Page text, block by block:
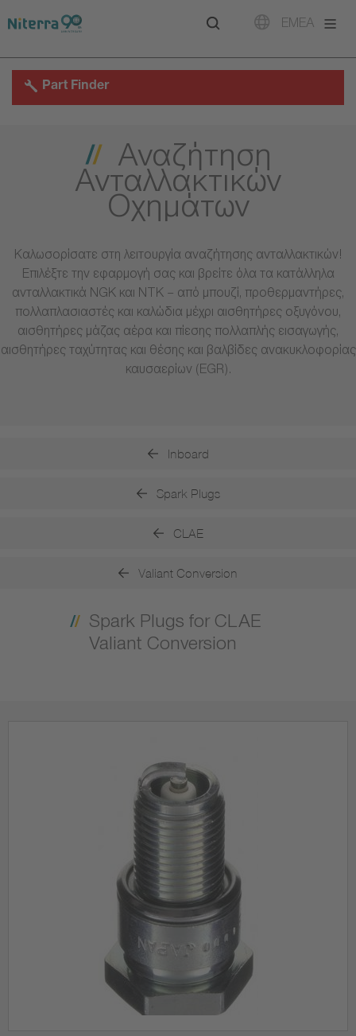
to
to
to
EMEA
Part Finder
Αναζήτηση
Ανταλλακτικών
Οχημάτων
Καλωσορίσατε στη λειτουργία αναζήτησης ανταλλακτικών!
Επιλέξτε την εφαρμογή σας και βρείτε όλα τα κατάλληλα
ανταλλακτικά NGK και NTK – από μπουζί, προθερμαντήρες,
πολλαπλασιαστές και καλώδια μέχρι αισθητήρες οξυγόνου,
αισθητήρες μάζας αέρα και πίεσης πολλαπλής εισαγωγής,
αισθητήρες ταχύτητας και θέσης και βαλβίδες ανακυκλοφορίας
καυσαερίων (EGR).
Inboard
Spark Plugs
CLAE
Valiant Conversion
Spark Plugs for CLAE
Valiant Conversion